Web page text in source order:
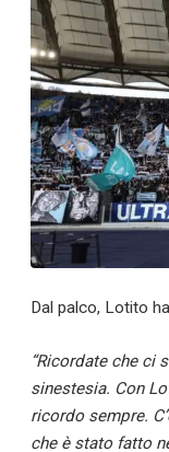
Dal palco, Lotito
“Ricordate che ci
sinestesia. Con
ricordo sempre.
che è stato fatto